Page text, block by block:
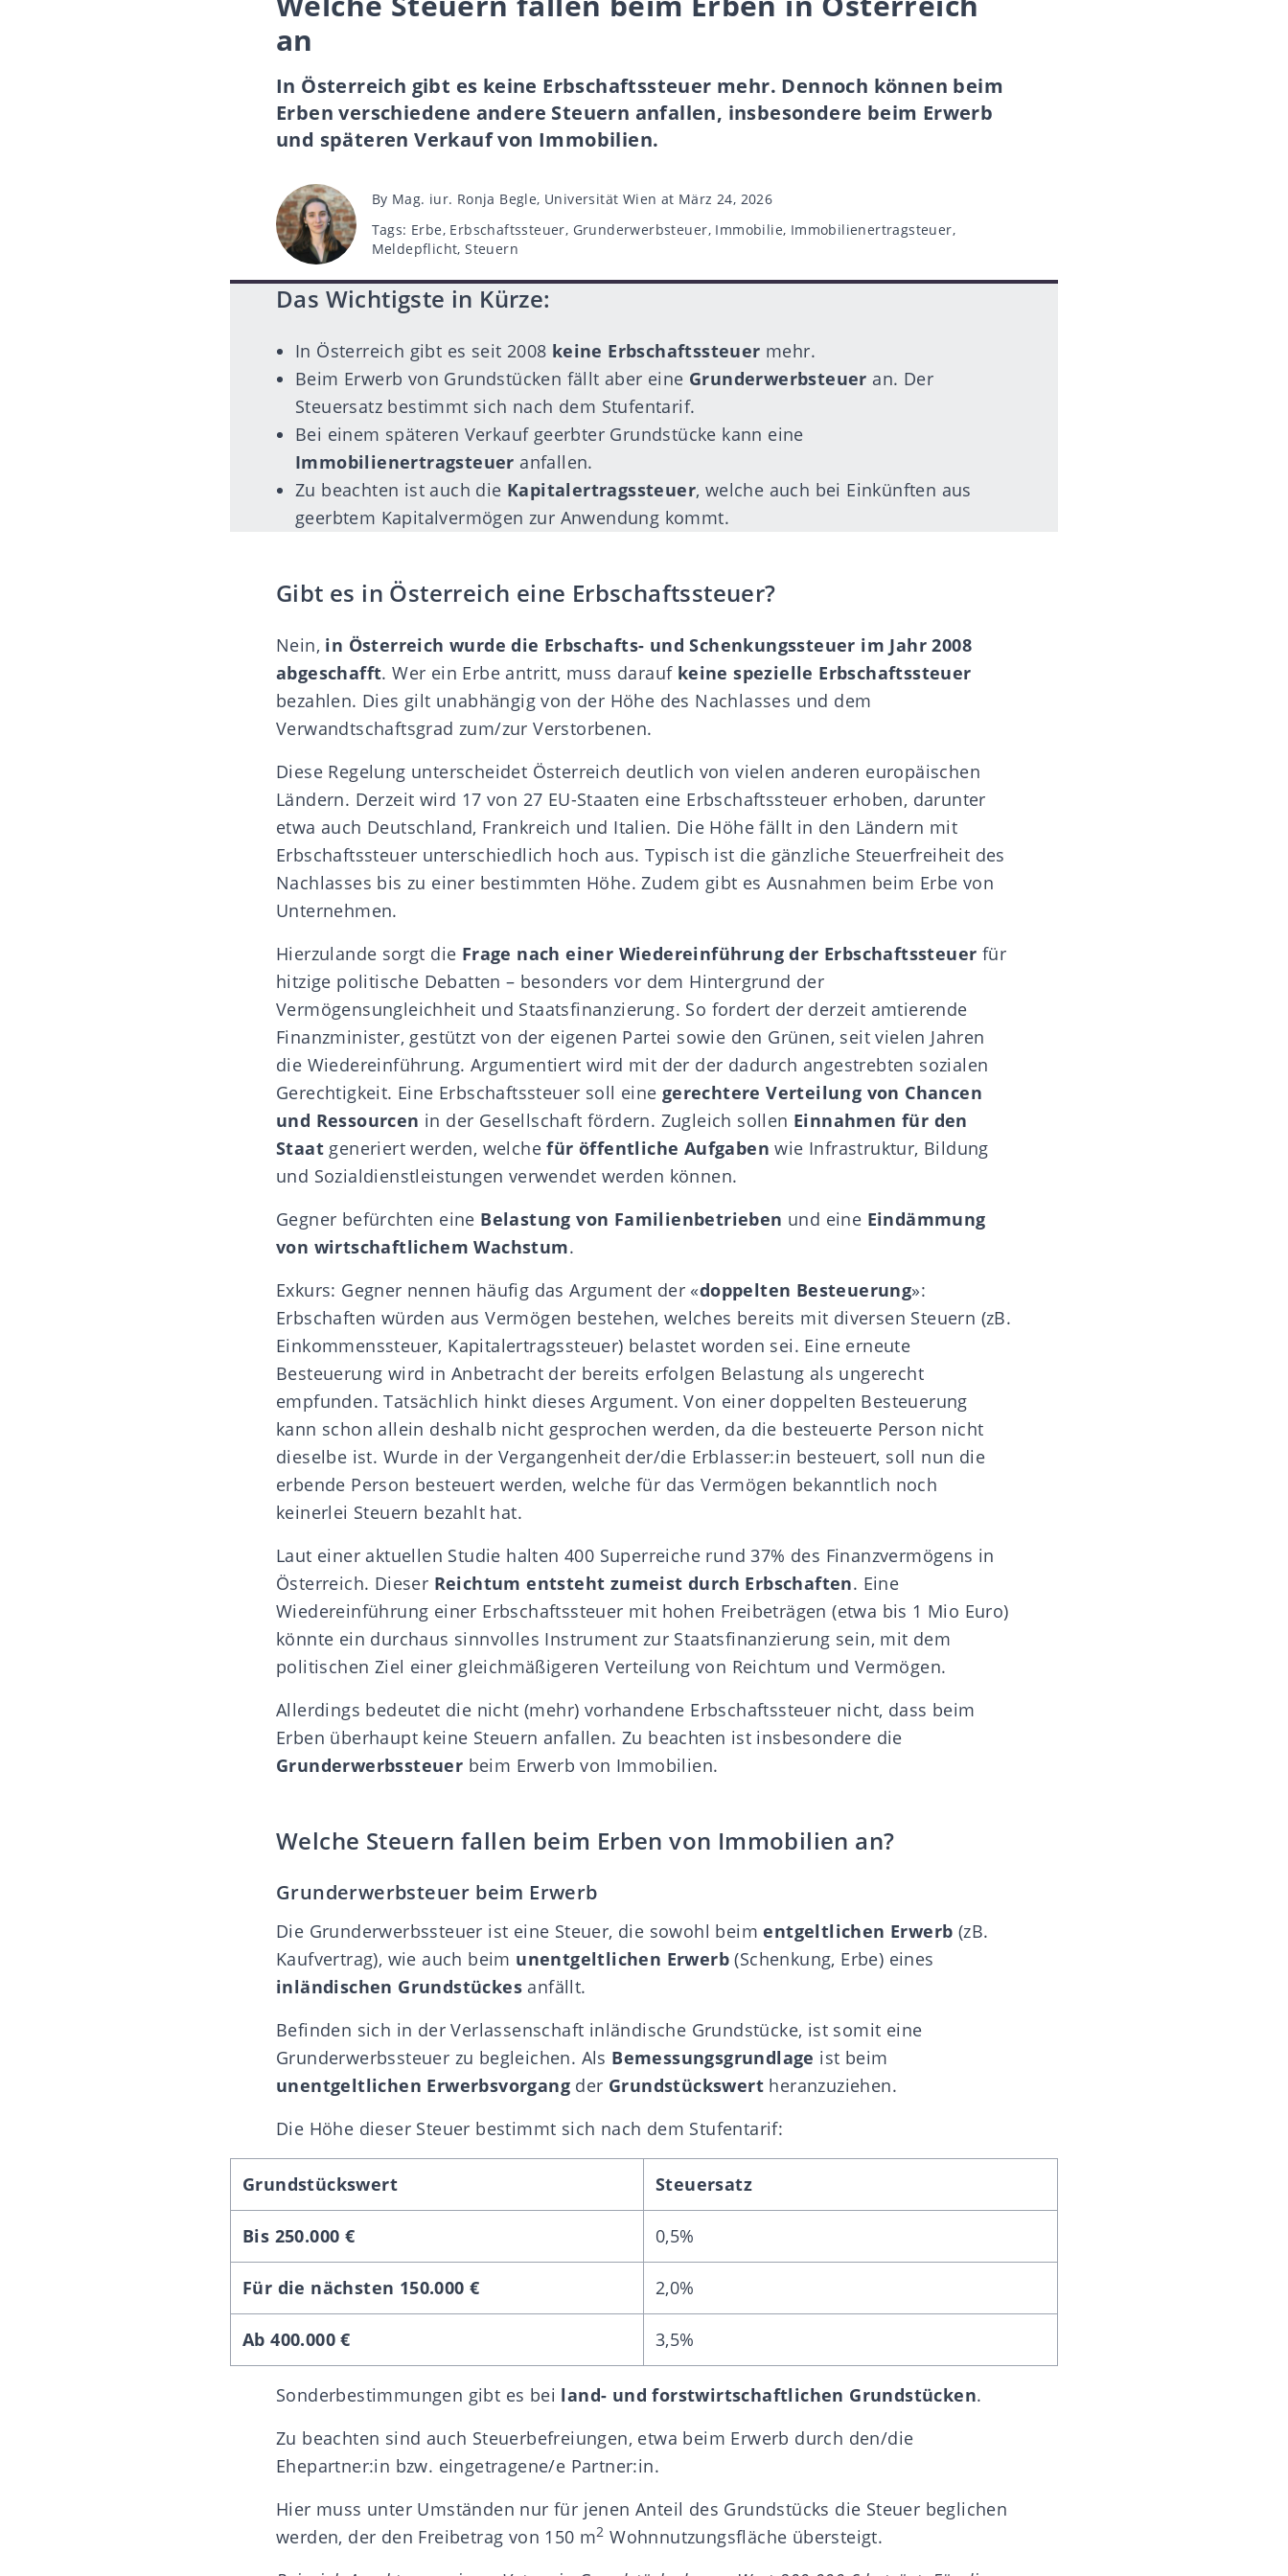
an
In Österreich gibt es keine Erbschaftssteuer mehr. Dennoch können beim
Erben verschiedene andere Steuern anfallen, insbesondere beim Erwerb
und späteren Verkauf von Immobilien.
Post
By Mag. iur. Ronja Begle, Universität Wien at März 24, 2026
Tags
Tags: Erbe, Erbschaftssteuer, Grunderwerbsteuer, Immobilie, Immobilienertragsteuer,
Meldepflicht,Steuern
Das Wichtigste in Kürze:
In Österreich gibt es seit 2008 keine Erbschaftssteuer mehr.
Beim Erwerb von Grundstücken fällt aber eine Grunderwerbsteuer an. Der
Steuersatz bestimmt sich nach dem Stufentarif.
Bei einem späteren Verkauf geerbter Grundstücke kann eine
Immobilienertragsteuer anfallen.
Zu beachten ist auch die Kapitalertragssteuer, welche auch bei Einkünften aus
geerbtem Kapitalvermögen zur Anwendung kommt.
Gibt es in Österreich eine Erbschaftssteuer?
Nein, in Österreich wurde die Erbschafts- und Schenkungssteuer im Jahr 2008
abgeschafft. Wer ein Erbe antritt, muss darauf keine spezielle Erbschaftssteuer
bezahlen. Dies gilt unabhängig von der Höhe des Nachlasses und dem
Verwandtschaftsgrad zum/zur Verstorbenen.
Diese Regelung unterscheidet Österreich deutlich von vielen anderen europäischen
Ländern. Derzeit wird 17 von 27 EU-Staaten eine Erbschaftssteuer erhoben, darunter
etwa auch Deutschland, Frankreich und Italien. Die Höhe fällt in den Ländern mit
Erbschaftssteuer unterschiedlich hoch aus. Typisch ist die gänzliche Steuerfreiheit des
Nachlasses bis zu einer bestimmten Höhe. Zudem gibt es Ausnahmen beim Erbe von
Unternehmen.
Hierzulande sorgt die Frage nach einer Wiedereinführung der Erbschaftssteuer für
hitzige politische Debatten – besonders vor dem Hintergrund der
Vermögensungleichheit und Staatsfinanzierung. So fordert der derzeit amtierende
Finanzminister, gestützt von der eigenen Partei sowie den Grünen, seit vielen Jahren
die Wiedereinführung. Argumentiert wird mit der der dadurch angestrebten sozialen
Gerechtigkeit. Eine Erbschaftssteuer soll eine gerechtere Verteilung von Chancen
und Ressourcen in der Gesellschaft fördern. Zugleich sollen Einnahmen für den
Staat generiert werden, welchefür öffentliche Aufgaben wie Infrastruktur, Bildung
und Sozialdienstleistungen verwendet werden können.
Gegner befürchten eine Belastung von Familienbetrieben und eine Eindämmung
von wirtschaftlichem Wachstum.
Exkurs: Gegner nennen häufig das Argument der «doppelten Besteuerung»:
Erbschaften würden aus Vermögen bestehen, welches bereits mit diversen Steuern (zB.
Einkommenssteuer, Kapitalertragssteuer) belastet worden sei. Eine erneute
Besteuerung wird in Anbetracht der bereits erfolgen Belastung als ungerecht
empfunden. Tatsächlich hinkt dieses Argument. Von einer doppelten Besteuerung
kann schon allein deshalb nicht gesprochen werden, da die besteuerte Person nicht
dieselbe ist. Wurde in der Vergangenheit der/die Erblasser:in besteuert, soll nun die
erbende Person besteuert werden, welche für das Vermögen bekanntlich noch
keinerlei Steuern bezahlt hat.
Laut einer aktuellen Studie halten 400 Superreiche rund 37% des Finanzvermögens in
Österreich. Dieser Reichtum entsteht zumeist durch Erbschaften. Eine
Wiedereinführung einer Erbschaftssteuer mit hohen Freibeträgen (etwa bis 1 Mio Euro)
könnte ein durchaus sinnvolles Instrument zur Staatsfinanzierung sein, mit dem
politischen Ziel einer gleichmäßigeren Verteilung von Reichtum und Vermögen.
Allerdings bedeutet die nicht (mehr) vorhandene Erbschaftssteuer nicht, dass beim
Erben überhaupt keine Steuern anfallen. Zu beachten ist insbesondere die
Grunderwerbssteuer beim Erwerb von Immobilien.
Welche Steuern fallen beim Erben von Immobilien an?
Grunderwerbsteuer beim Erwerb
Die Grunderwerbssteuer ist eine Steuer, die sowohl beimentgeltlichen Erwerb (zB.
Kaufvertrag), wie auch beim unentgeltlichen Erwerb (Schenkung, Erbe) eines
inländischen Grundstückes anfällt.
Befinden sich in derVerlassenschaft inländische Grundstücke, ist somit eine
Grunderwerbssteuer zu begleichen. Als Bemessungsgrundlage ist beim
unentgeltlichen Erwerbsvorgang der Grundstückswert heranzuziehen.
Die Höhe dieser Steuer bestimmt sich nach dem Stufentarif:
Grundstückswert Steuersatz
Bis 250.000 € 0,5%
Für die nächsten 150.000 € 2,0%
Ab 400.000 € 3,5%
Sonderbestimmungen gibt es bei land- und forstwirtschaftlichen Grundstücken.
Zu beachten sind auch Steuerbefreiungen, etwa beim Erwerb durch den/die
Ehepartner:in bzw. eingetragene/e Partner:in.
Hier muss unter Umständen nur für jenen Anteil des Grundstücks die Steuer beglichen
werden, der den Freibetrag von 150 m2 Wohnnutzungsfläche übersteigt.